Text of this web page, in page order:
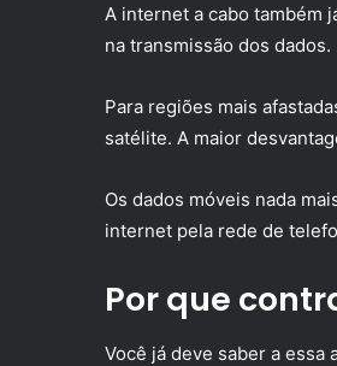
A internet a cabo também
na transmissão dos dados.
Para regiões mais
satélite. A maior
Os dados móveis nada
internet pela rede de
Por que
Você já deve saber a